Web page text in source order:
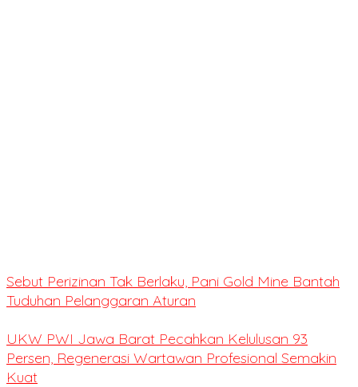
Sebut Perizinan Tak Berlaku, Pani Gold Mine Bantah
Tuduhan Pelanggaran Aturan
UKW PWI Jawa Barat Pecahkan Kelulusan 93
Persen, Regenerasi Wartawan Profesional Semakin
Kuat